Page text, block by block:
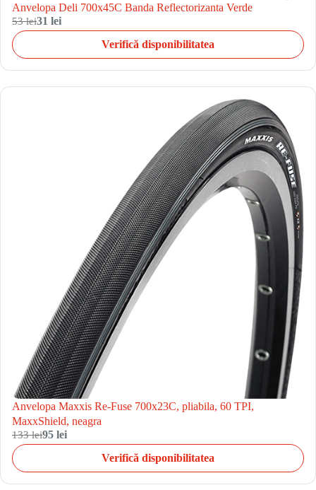
Anvelopa Deli 700x45C Banda Reflectorizanta Verde
53 lei31 lei
Verifică disponibilitatea
Anvelopa Maxxis Re-Fuse 700x23C, pliabila, 60 TPI,
MaxxShield, neagra
133 lei95 lei
Verifică disponibilitatea